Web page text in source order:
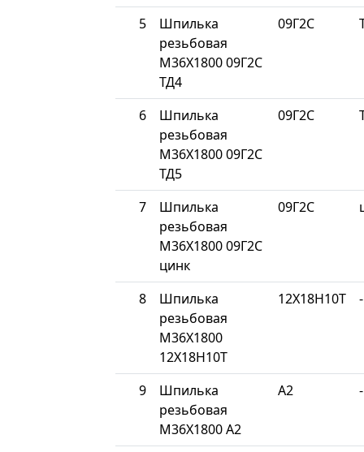
5
Шпилька
резьбовая
М36Х1800 09Г2С
ТД4
09Г2С
6
Шпилька
резьбовая
М36Х1800 09Г2С
ТД5
09Г2С
7
Шпилька
резьбовая
М36Х1800 09Г2С
цинк
09Г2С
8
Шпилька
резьбовая
М36Х1800
12Х18Н10Т
12Х18Н10Т -
9
Шпилька
резьбовая
М36Х1800 A2
A2 -